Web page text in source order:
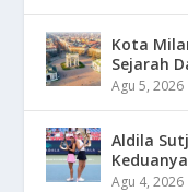
Kota
Sejarah
Agu 5, 2026
Aldila
Agu 4, 2026